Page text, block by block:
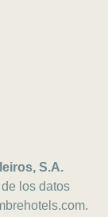
S.A.
los datos